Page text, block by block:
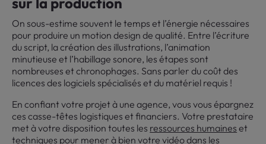
On sous-estime souvent le temps et l’énergie nécessaires
pour produire un motion design de qualité. Entre l’écriture
du script, la création des illustrations, l’animation
minutieuse et l’habillage sonore, les étapes sont
nombreuses et chronophages. Sans parler du coût des
licences des logiciels spécialisés et du matériel requis !
En confiant votre projet à une agence, vous vous épargnez
ces casse-têtes logistiques et financiers. Votre prestataire
met à votre disposition toutes les ressources humaines et
techniques pour mener à bien votre vidéo dans les